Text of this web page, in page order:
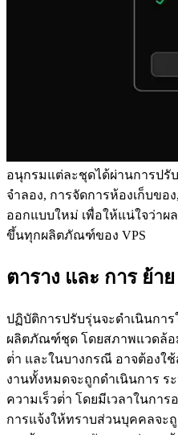
อนุกรมแต่ละชุดได้ผ่านการปรั
จําลอง, การจัดการห้องเก็บขอ
ออกแบบใหม่ เพื่อให้แน่ใจว่าผ
ขึ้นทุกผลิตภัณฑ์ของ VPS
ตาราง และ การ ย้า
ปฏิบัติการปรับรุ่นจะดําเนินกา
ผลิตภัณฑ์ชุด โดยสภาพแวดล้อ
ต่ํา และในบางกรณี อาจต้อง
งานทั้งหมดจะถูกดําเนินการ
ความเร็วต่ํา โดยมีเวลาในการ
การแจ้งให้ทราบส่วนบุคคลจะ